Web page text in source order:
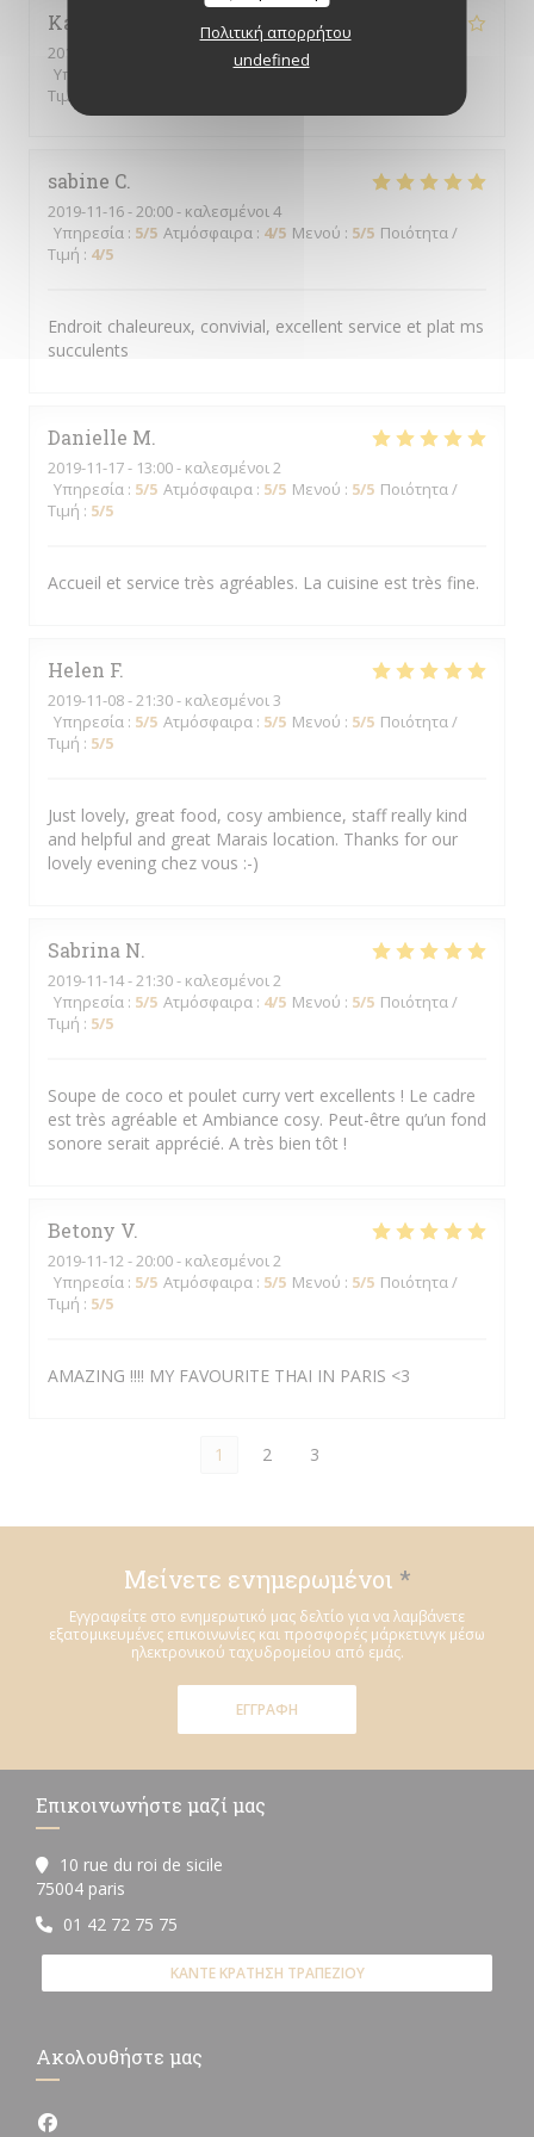
Πολιτική απορρήτου
undefined
Karine
2019-11-23
- 21:30 - καλεσμένοι 6
Υπηρεσία
Ατμόσφαιρα:4/5 Μενού
Τιμή
sabine C
2019-11-16- 20:00 - καλεσμένοι 4
Υπηρεσία : 5/5 Ατμόσφαιρα : 4/5 Μενού : 5/5 Ποιότητα /
Τιμή : 4/5
Endroit chaleureux, convivial, excellent service et plat ms
succulents
Danielle M
2019-11-17- 13:00 - καλεσμένοι 2
Υπηρεσία : 5/5 Ατμόσφαιρα : 5/5 Μενού : 5/5 Ποιότητα /
Τιμή : 5/5
Accueil et service très agréables. La cuisine est très fine.
Helen F
2019-11-08- 21:30 - καλεσμένοι 3
Υπηρεσία : 5/5 Ατμόσφαιρα : 5/5 Μενού : 5/5 Ποιότητα /
Τιμή : 5/5
Just lovely, great food, cosy ambience, staff really kind
and helpful and great Marais location. Thanks for our
lovely evening chez vous :-)
Sabrina N
2019-11-14- 21:30 - καλεσμένοι 2
Υπηρεσία : 5/5 Ατμόσφαιρα : 4/5 Μενού : 5/5 Ποιότητα /
Τιμή : 5/5
Soupe de coco et poulet curry vert excellents ! Le cadre
est très agréable et Ambiance cosy. Peut-être qu’un fond
sonore serait apprécié. A très bien tôt !
Betony V
2019-11-12 - 20:00 - καλεσμένοι 2
Υπηρεσία : 5/5 Ατμόσφαιρα : 5/5 Μενού : 5/5 Ποιότητα /
Τιμή : 5/5
AMAZING !!!! MY FAVOURITE THAI IN PARIS <3
1 2 3
Μείνετε ενημερωμένοι *
Εγγραφείτε στο ενημερωτικό μας δελτίο για να λαμβάνετε
εξατομικευμένες επικοινωνίες και προσφορές μάρκετινγκ μέσω
ηλεκτρονικού ταχυδρομείου από εμάς.
ΕΓΓΡΑΦΉ
Επικοινωνήστε μαζί μας
10 rue du roi de sicile
75004 paris
01 42 72 75 75
ΚΆΝΤΕ ΚΡΆΤΗΣΗ ΤΡΑΠΕΖΙΟΎ
Ακολουθήστε μας